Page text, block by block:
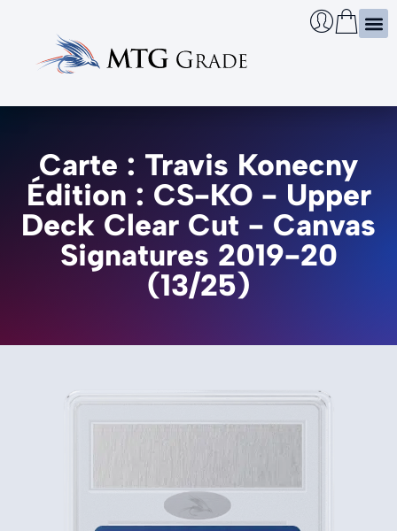
Carte : Travis Konecny
Édition : CS-KO - Upper
Deck Clear Cut - Canvas
Signatures 2019-20
(13/25)